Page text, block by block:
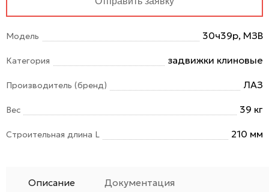
Модель 30ч39р, МЗВ
Категория задвижки клиновые
Производитель (бренд) ЛАЗ
Вес 39 кг
Строительная длина L 210 мм
Описание Документация